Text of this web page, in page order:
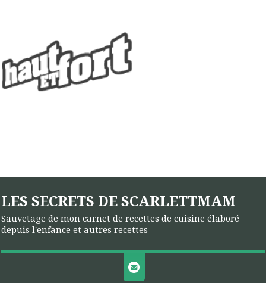
LES SECRETS DE SCARLETTMAM
Sauvetage de mon carnet de recettes de cuisine élaboré
depuis l'enfance et autres recettes